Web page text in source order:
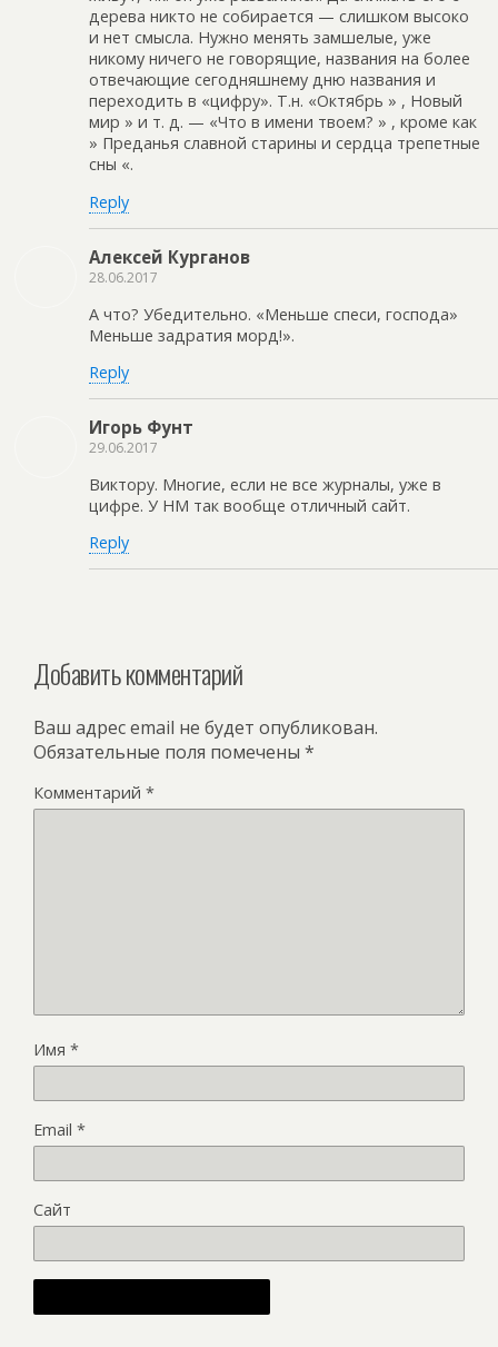
дерева никто не собирается — слишком высоко
и нет смысла. Нужно менять замшелые, уже
никому ничего не говорящие, названия на более
отвечающие сегодняшнему дню названия и
переходить в «цифру». Т.н. «Октябрь » , Новый
мир » и т. д. — «Что в имени твоем? » , кроме как
» Преданья славной старины и сердца трепетные
сны «.
Reply
Алексей Курганов
28.06.2017
А что? Убедительно. «Меньше спеси, господа»
Меньше задратия морд!».
Reply
Игорь Фунт
29.06.2017
Виктору. Многие, если не все журналы, уже в
цифре. У НМ так вообще отличный сайт.
Reply
Добавить комментарий
Ваш адрес email не будет опубликован.
Обязательные поля помечены *
Комментарий *
Имя *
Email *
Сайт